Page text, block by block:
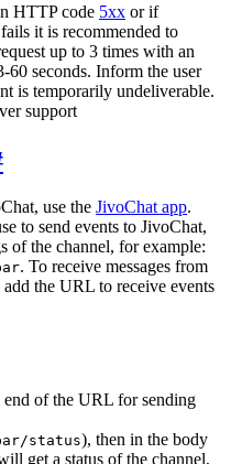
HTTP code 5xx or if
it is recommended to
up to 3 times with an
60 seconds. Inform the user
is temporarily undeliverable.
support
use the JivoChat app.
to send events to JivoChat,
of the channel, for example:
. To receive messages from
the URL to receive events
end of the URL for sending
status), then in the body
get a status of the channel,